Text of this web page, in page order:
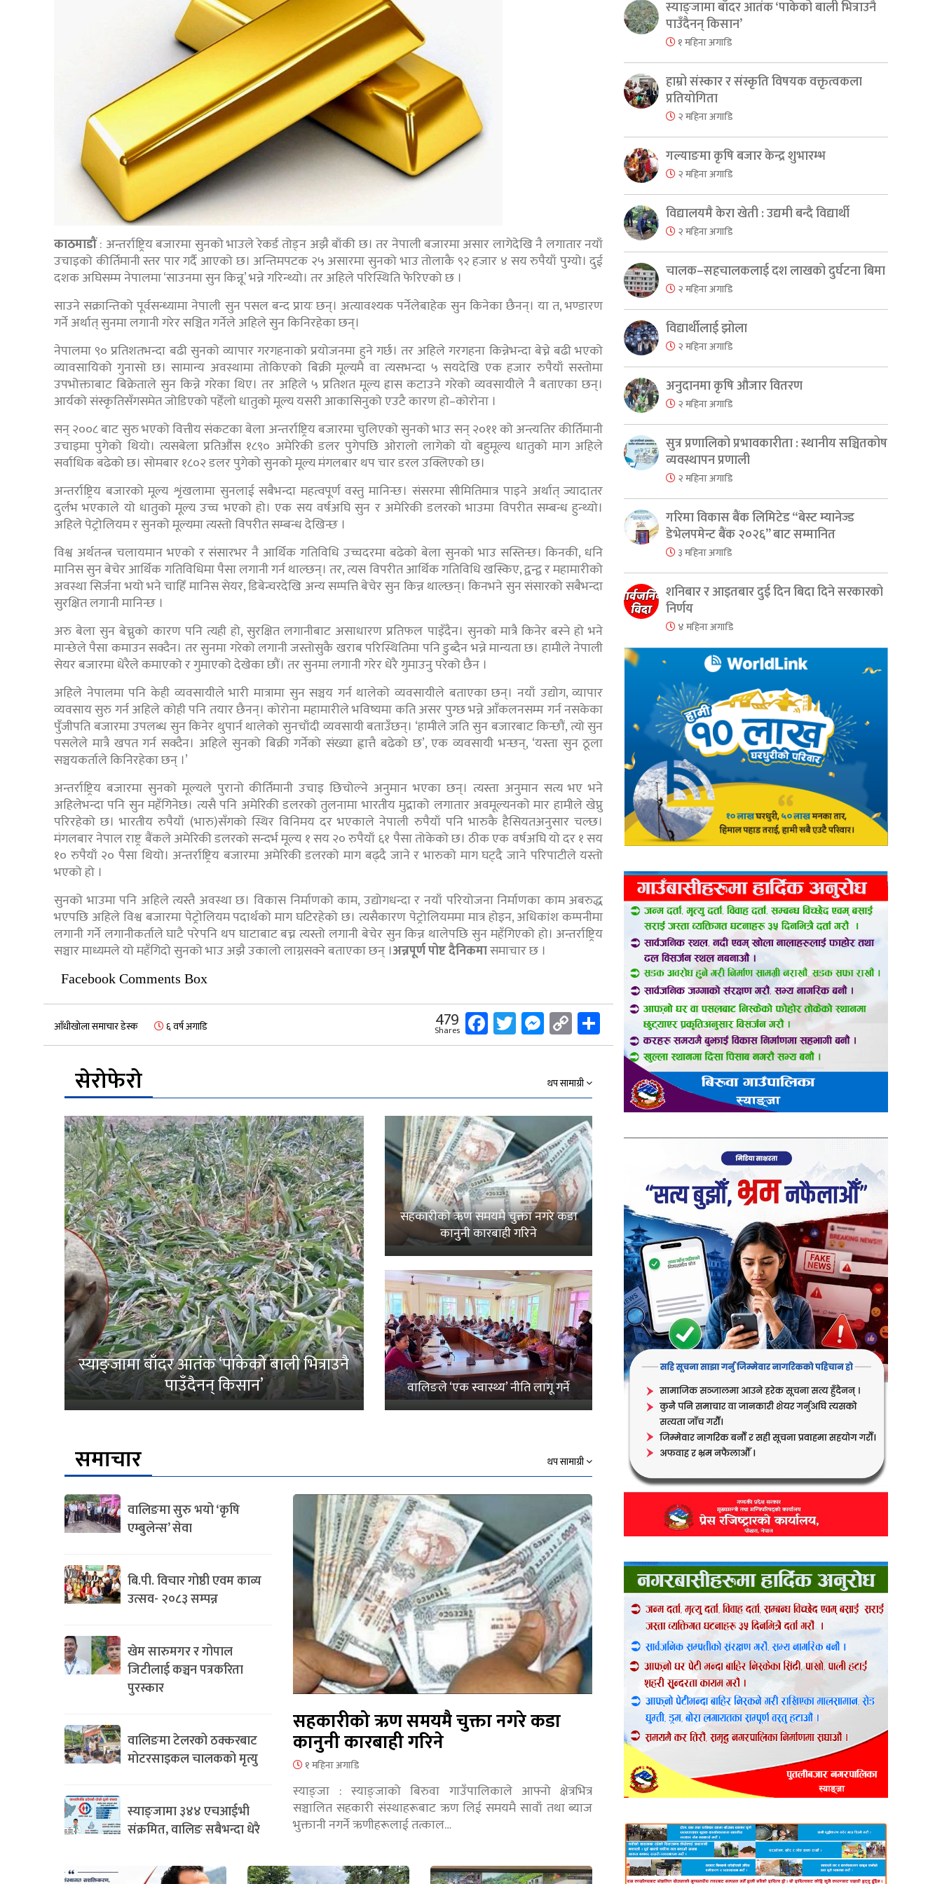
काठमाडौं: अन्तर्राष्ट्रिय बजारमा सुनको भाउले रेकर्ड तोड्न अझै बाँकी छ। तर नेपाली बजारमा असार लागेदेखि नै लगातार नयाँ
उचाइको कीर्तिमानी स्तर पार गर्दै आएको छ। अन्तिमपटक २५ असारमा सुनको भाउ तोलाकै ९२ हजार ४ सय रुपैयाँ पुग्यो। दुई
दशक अघिसम्म नेपालमा ‘साउनमा सुन किन्नू’ भन्ने गरिन्थ्यो। तर अहिले परिस्थिति फेरिएको छ ।
साउने सक्रान्तिको पूर्वसन्ध्यामा नेपाली सुन पसल बन्द प्रायः छन्। अत्यावश्यक पर्नेलेबाहेक सुन किनेका छैनन्। या त, भण्डारण
गर्ने अर्थात् सुनमा लगानी गरेर सञ्चित गर्नेले अहिले सुन किनिरहेका छन्।
नेपालमा ९० प्रतिशतभन्दा बढी सुनको व्यापार गरगहनाको प्रयोजनमा हुने गर्छ। तर अहिले गरगहना किन्नेभन्दा बेच्ने बढी भएको
व्यावसायिको गुनासो छ। सामान्य अवस्थामा तोकिएको बिक्री मूल्यमै वा त्यसभन्दा ५ सयदेखि एक हजार रुपैयाँ सस्तोमा
उपभोक्ताबाट बिक्रेताले सुन किन्ने गरेका थिए। तर अहिले ५ प्रतिशत मूल्य ह्रास कटाउने गरेको व्यवसायीले नै बताएका छन्।
आर्यको संस्कृतिसँगसमेत जोडिएको पहेँलो धातुको मूल्य यसरी आकासिनुको एउटै कारण हो–कोरोना ।
सन् २००८ बाट सुरु भएको वित्तीय संकटका बेला अन्तर्राष्ट्रिय बजारमा चुलिएको सुनको भाउ सन् २०११ को अन्त्यतिर कीर्तिमानी
उचाइमा पुगेको थियो। त्यसबेला प्रतिऔंस १८९० अमेरिकी डलर पुगेपछि ओरालो लागेको यो बहुमूल्य धातुको माग अहिले
सर्वाधिक बढेको छ। सोमबार १८०२ डलर पुगेको सुनको मूल्य मंगलबार थप चार डरल उक्लिएको छ।
अन्तर्राष्ट्रिय बजारको मूल्य शृंखलामा सुनलाई सबैभन्दा महत्वपूर्ण वस्तु मानिन्छ। संसरमा सीमितिमात्र पाइने अर्थात् ज्यादातर
दुर्लभ भएकाले यो धातुको मूल्य उच्च भएको हो। एक सय वर्षअघि सुन र अमेरिकी डलरको भाउमा विपरीत सम्बन्ध हुन्थ्यो।
अहिले पेट्रोलियम र सुनको मूल्यमा त्यस्तो विपरीत सम्बन्ध देखिन्छ ।
विश्व अर्थतन्त्र चलायमान भएको र संसारभर नै आर्थिक गतिविधि उच्चदरमा बढेको बेला सुनको भाउ सस्तिन्छ। किनकी, धनि
मानिस सुन बेचेर आर्थिक गतिविधिमा पैसा लगानी गर्न थाल्छन्। तर, त्यस विपरीत आर्थिक गतिविधि खस्किए, द्वन्द्व र महामारीको
अवस्था सिर्जना भयो भने चाहिँ मानिस सेयर, डिबेन्चरदेखि अन्य सम्पत्ति बेचेर सुन किन्न थाल्छन्। किनभने सुन संसारको सबैभन्दा
सुरक्षित लगानी मानिन्छ ।
अरु बेला सुन बेच्नुको कारण पनि त्यही हो, सुरक्षित लगानीबाट असाधारण प्रतिफल पाइँदैन। सुनको मात्रै किनेर बस्ने हो भने
मान्छेले पैसा कमाउन सक्दैन। तर सुनमा गरेको लगानी जस्तोसुकै खराब परिस्थितिमा पनि डुब्दैन भन्ने मान्यता छ। हामीले नेपाली
सेयर बजारमा धेरैले कमाएको र गुमाएको देखेका छौं। तर सुनमा लगानी गरेर धेरै गुमाउनु परेको छैन ।
अहिले नेपालमा पनि केही व्यवसायीले भारी मात्रामा सुन सञ्चय गर्न थालेको व्यवसायीले बताएका छन्। नयाँ उद्योग, व्यापार
व्यवसाय सुरु गर्न अहिले कोही पनि तयार छैनन्। कोरोना महामारीले भविष्यमा कति असर पुग्छ भन्ने आँकलनसम्म गर्न नसकेका
पुँजीपति बजारमा उपलब्ध सुन किनेर थुपार्न थालेको सुनचाँदी व्यवसायी बताउँछन्। ‘हामीले जति सुन बजारबाट किन्छौं, त्यो सुन
पसलेले मात्रै खपत गर्न सक्दैन। अहिले सुनको बिक्री गर्नेको संख्या ह्वात्तै बढेको छ’, एक व्यवसायी भन्छन्, ‘यस्ता सुन ठूला
सञ्चयकर्ताले किनिरहेका छन् ।’
अन्तर्राष्ट्रिय बजारमा सुनको मूल्यले पुरानो कीर्तिमानी उचाइ छिचोल्ने अनुमान भएका छन्। त्यस्ता अनुमान सत्य भए भने
अहिलेभन्दा पनि सुन महँगिनेछ। त्यसै पनि अमेरिकी डलरको तुलनामा भारतीय मुद्राको लगातार अवमूल्यनको मार हामीले खेप्नु
परिरहेको छ। भारतीय रुपैयाँ (भारु)सँगको स्थिर विनिमय दर भएकाले नेपाली रुपैयाँ पनि भारुकै हैसियतअनुसार चल्छ।
मंगलबार नेपाल राष्ट्र बैंकले अमेरिकी डलरको सन्दर्भ मूल्य १ सय २० रुपैयाँ ६१ पैसा तोकेको छ। ठीक एक वर्षअघि यो दर १ सय
१० रुपैयाँ २० पैसा थियो। अन्तर्राष्ट्रिय बजारमा अमेरिकी डलरको माग बढ्दै जाने र भारुको माग घट्दै जाने परिपाटीले यस्तो
भएको हो ।
सुनको भाउमा पनि अहिले त्यस्तै अवस्था छ। विकास निर्माणको काम, उद्योगधन्दा र नयाँ परियोजना निर्माणका काम अबरुद्ध
भएपछि अहिले विश्व बजारमा पेट्रोलियम पदार्थको माग घटिरहेको छ। त्यसैकारण पेट्रोलियममा मात्र होइन, अधिकांश कम्पनीमा
लगानी गर्ने लगानीकर्ताले घाटै परेपनि थप घाटाबाट बच्न त्यस्तो लगानी बेचेर सुन किन्न थालेपछि सुन महँगिएको हो। अन्तर्राष्ट्रिय
सञ्चार माध्यमले यो महँगिदो सुनको भाउ अझै उकालो लाग्नसक्ने बताएका छन् ।अन्नपूर्ण पोष्ट दैनिकमासमाचार छ ।
Facebook Comments Box
आँधीखोला समाचार डेस्क ६ वर्ष अगाडि 479
Shares Facebook
Twitter
Messenger
Copy
Link
Share
सेरोफेरो
थप सामाग्री
स्याङ्जामा बाँदर आतंक ‘पाकेको बाली भित्राउनै
पाउँदैनन् किसान’
सहकारीको ऋण समयमै चुक्ता नगरे कडा
कानुनी कारबाही गरिने
वालिङले ‘एक स्वास्थ्य’ नीति लागू गर्ने
समाचार थप सामाग्री
वालिङमा सुरु भयो ‘कृषि
एम्बुलेन्स’ सेवा
बि.पी. विचार गोष्ठी एवम काव्य
उत्सव- २०८३ सम्पन्न
खेम सारुमगर र गोपाल
जिटीलाई कञ्चन पत्रकरिता
पुरस्कार
वालिङमा टेलरको ठक्करबाट
मोटरसाइकल चालकको मृत्यु
स्याङ्जामा ३४४ एचआईभी
संक्रमित, वालिङ सबैभन्दा धेरै
सहकारीको ऋण समयमै चुक्ता नगरे कडा
कानुनी कारबाही गरिने
१ महिना अगाडि
स्याङ्जा : स्याङ्जाको बिरुवा गाउँपालिकाले आफ्नो क्षेत्रभित्र
सञ्चालित सहकारी संस्थाहरूबाट ऋण लिई समयमै सावाँ तथा ब्याज
भुक्तानी नगर्ने ऋणीहरूलाई तत्काल…
स्याङ्जामा बाँदर आतंक ‘पाकेको बाली भित्राउनै
पाउँदैनन् किसान’
१ महिना अगाडि
हाम्रो संस्कार र संस्कृति विषयक वक्तृत्वकला
प्रतियोगिता
२ महिना अगाडि
गल्याङमा कृषि बजार केन्द्र शुभारम्भ
२ महिना अगाडि
विद्यालयमै केरा खेती : उद्यमी बन्दै विद्यार्थी
२ महिना अगाडि
चालक–सहचालकलाई दश लाखको दुर्घटना बिमा
२ महिना अगाडि
विद्यार्थीलाई झोला
२ महिना अगाडि
अनुदानमा कृषि औजार वितरण
२ महिना अगाडि
सुत्र प्रणालिको प्रभावकारीता : स्थानीय सञ्चितकोष
व्यवस्थापन प्रणाली
२ महिना अगाडि
गरिमा विकास बैंक लिमिटेड “बेस्ट म्यानेज्ड
डेभेलपमेन्ट बैंक २०२६” बाट सम्मानित
३ महिना अगाडि
शनिबार र आइतबार दुई दिन बिदा दिने सरकारको
निर्णय
४ महिना अगाडि